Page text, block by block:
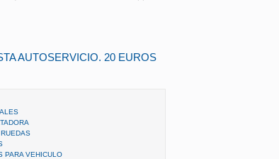
AUTOSERVICIO. 20 EUROS
PARA VEHICULO